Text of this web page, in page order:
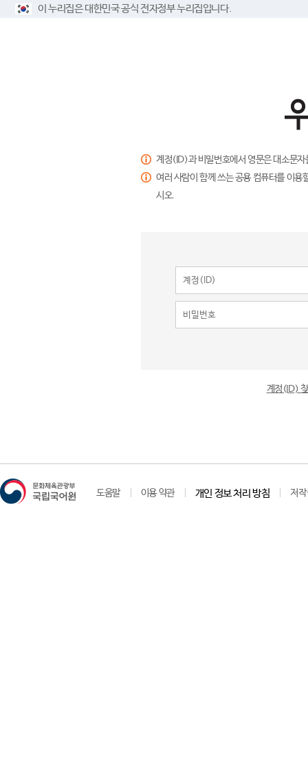
이 누리집은 대한민국 공식 전자정부 누리집입니다.
계정(ID)과 비밀번호에서 영문은 대소문
여러 사람이 함께 쓰는 공용 컴퓨터를 이
시오.
계정(ID)
도움말 이용 약관 개인 정보 처리 방침 저